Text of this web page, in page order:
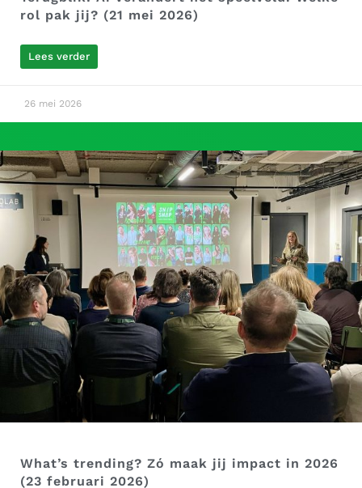
rol pak jij? (21 mei 2026)
Lees verder
26 mei 2026
What’s trending? Zó maak jij impact in 2026
(23 februari 2026)